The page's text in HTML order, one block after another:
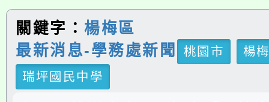
關鍵字： 楊梅區
最新消息-學務處新聞
桃園市
楊
瑞坪國民中學